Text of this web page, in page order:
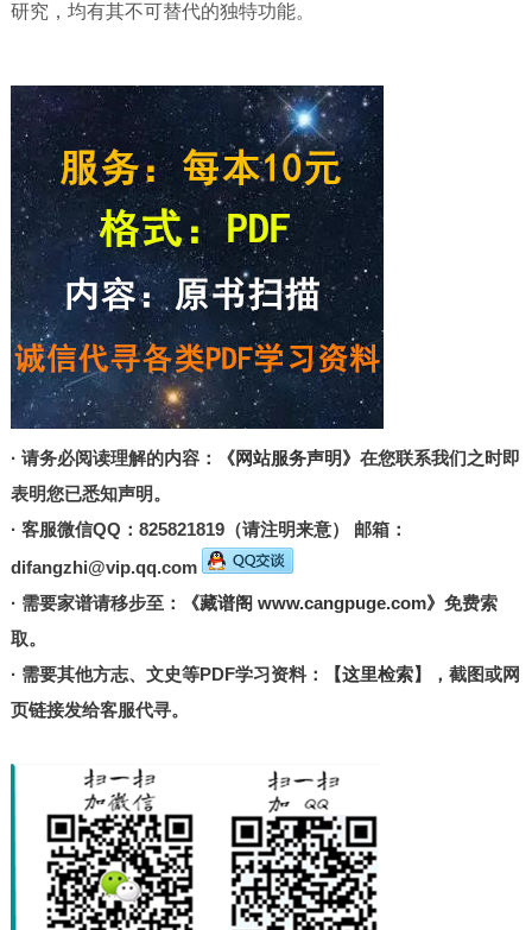
研究，均有其不可替代的独特功能。
· 请务必阅读理解的内容： 《网站服务声明》 在您联系我们之时即
表明您已悉知声明。
· 客服微信QQ：825821819（请注明来意） 邮箱：
difangzhi@vip.qq.com
· 需要家谱请移步至：
《藏谱阁 www.cangpuge.com》 免费索
取。
· 需要其他方志、文史等PDF学习资料：
【这里检索】
，截图或网
页链接发给客服代寻。